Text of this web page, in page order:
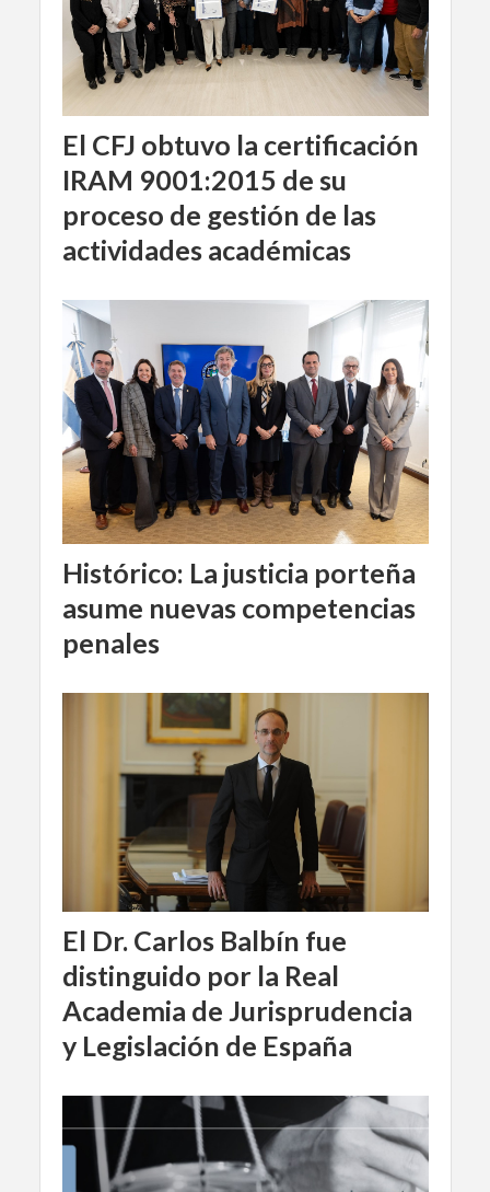
El CFJ obtuvo la certificación
IRAM 9001:2015 de su
proceso de gestión de las
actividades académicas
Histórico: La justicia porteña
asume nuevas competencias
penales
El Dr. Carlos Balbín fue
distinguido por la Real
Academia de Jurisprudencia
y Legislación de España